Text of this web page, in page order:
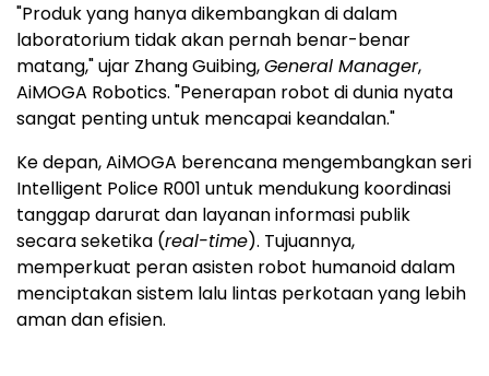
"Produk yang hanya dikembangkan di dalam
laboratorium tidak akan pernah benar-benar
matang," ujar Zhang Guibing,General Manager,
AiMOGA Robotics. "Penerapan robot di dunia nyata
sangat penting untuk mencapai keandalan."
Ke depan, AiMOGA berencana mengembangkan seri
Intelligent Police R001 untuk mendukung koordinasi
tanggap darurat dan layanan informasi publik
secara seketika (real-time). Tujuannya,
memperkuat peran asisten robot humanoid dalam
menciptakan sistem lalu lintas perkotaan yang lebih
aman dan efisien.